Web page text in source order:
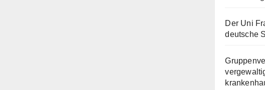
Der Uni
deutsche